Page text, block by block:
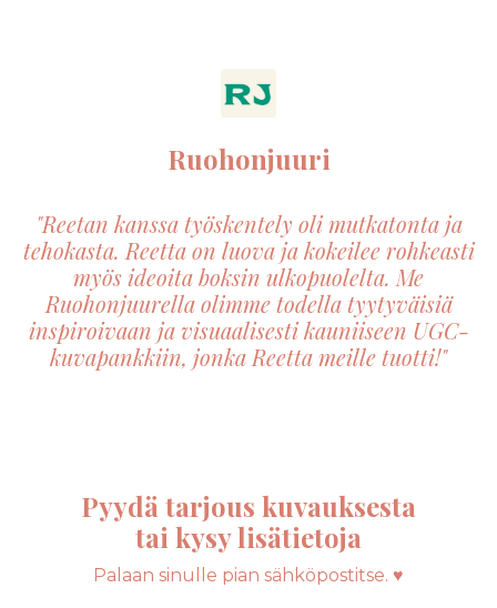
Ruohonjuuri
"Reetan kanssa työskentely oli mutkatonta ja
tehokasta. Reetta on luova ja kokeilee rohkeasti
myös ideoita boksin ulkopuolelta. Me
Ruohonjuurella olimme todella tyytyväisiä
inspiroivaan ja visuaalisesti kauniiseen UGC-
kuvapankkiin, jonka Reetta meille tuotti!"
Pyydä tarjous kuvauksesta
tai kysy lisätietoja
Palaan sinulle pian sähköpostitse. ♥